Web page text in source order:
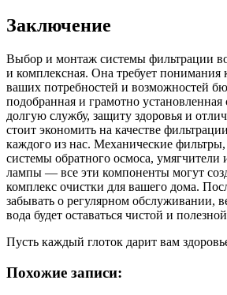
Заключение
Выбор и монтаж системы фильтрации
и комплексная. Она требует понимания
ваших потребностей и возможностей
подобранная и грамотно установленная
долгую службу, защиту здоровья и
стоит экономить на качестве
каждого из нас. Механические
системы обратного осмоса, умягчители
лампы — все эти компоненты могут
комплекс очистки для вашего дома.
забывать о регулярном обслуживании,
вода будет оставаться чистой и
Пусть каждый глоток дарит вам
Похожие записи: